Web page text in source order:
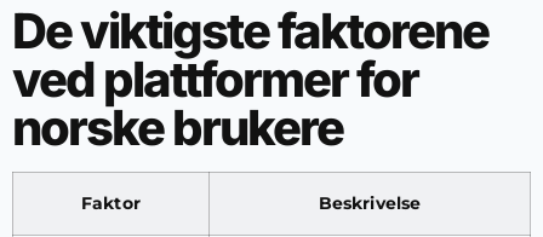
De viktigste faktorene
ved plattformer for
norske brukere
Faktor Beskrivelse